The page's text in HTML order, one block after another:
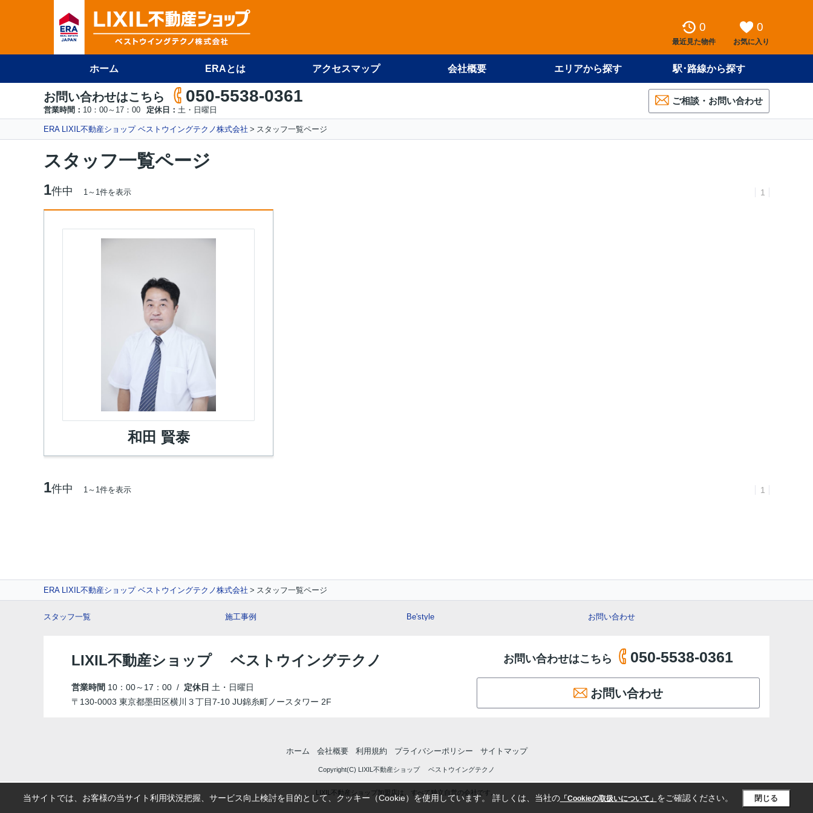
0
最近見た物件
0
お気に入り
ホーム ERAとは アクセスマップ 会社概要 エリアから探す 駅･路線から探す
お問い合わせはこちら 050-5538-0361
営業時間： 10：00～17：00 定休日： 土・日曜日
ご相談・お問い合わせ
ERA LIXIL不動産ショップ ベストウイングテクノ株式会社 スタッフ一覧ページ
スタッフ一覧ページ
1件中 1～1件を表示 1
和田 賢泰
1件中 1～1件を表示 1
ERA LIXIL不動産ショップ ベストウイングテクノ株式会社 スタッフ一覧ページ
スタッフ一覧 施工事例 Be'style お問い合わせ
LIXIL不動産ショップ ベストウイングテクノ
営業時間 10：00～17：00 / 定休日 土・日曜日
〒130-0003 東京都墨田区横川３丁目7-10 JU錦糸町ノースタワー 2F
お問い合わせはこちら 050-5538-0361
お問い合わせ
ホーム 会社概要 利用規約 プライバシーポリシー サイトマップ
Copyright(C) LIXIL不動産ショップ ベストウイングテクノ
LIXIL不動産ショップ加盟店は、すべて独立自営の会社です。
当サイトでは、お客様の当サイト利用状況把握、サービス向上検討を目的として、クッキー（Cookie）を使用しています。 詳しくは、当社の「Cookieの取扱いについて」 をご確認ください。 閉じる